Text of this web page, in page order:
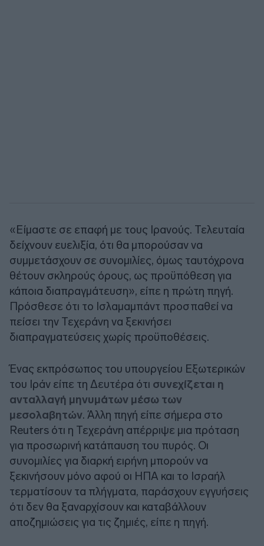
«Είμαστε σε επαφή με τους Ιρανούς. Τελευταία
δείχνουν ευελιξία, ότι θα μπορούσαν να
συμμετάσχουν σε συνομιλίες, όμως ταυτόχρονα
θέτουν σκληρούς όρους, ως προϋπόθεση για
κάποια διαπραγμάτευση», είπε η πρώτη πηγή.
Πρόσθεσε ότι το Ισλαμαμπάντ προσπαθεί να
πείσει την Τεχεράνη να ξεκινήσει
διαπραγματεύσεις χωρίς προϋποθέσεις.
Ένας εκπρόσωπος του υπουργείου Εξωτερικών
του Ιράν είπε τη Δευτέρα ότι συνεχίζεται η
ανταλλαγή μηνυμάτων μέσω των
μεσολαβητών. Άλλη πηγή είπε σήμερα στο
Reuters ότι η Τεχεράνη απέρριψε μια πρόταση
για προσωρινή κατάπαυση του πυρός. Οι
συνομιλίες για διαρκή ειρήνη μπορούν να
ξεκινήσουν μόνο αφού οι ΗΠΑ και το Ισραήλ
τερματίσουν τα πλήγματα, παράσχουν εγγυήσεις
ότι δεν θα ξαναρχίσουν και καταβάλλουν
αποζημιώσεις για τις ζημιές, είπε η πηγή.